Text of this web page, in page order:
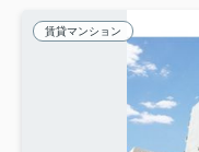
賃貸マンション